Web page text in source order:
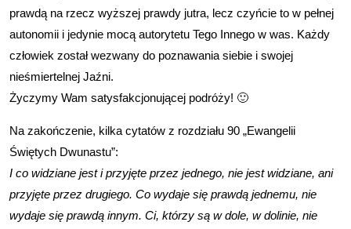
prawdą na rzecz wyższej prawdy jutra, lecz czyńcie to w pełnej
autonomii i jedynie mocą autorytetu Tego Innego w was. Każdy
człowiek został wezwany do poznawania siebie i swojej
nieśmiertelnej Jaźni.
Życzymy Wam satysfakcjonującej podróży! 🙂
Na zakończenie, kilka cytatów z rozdziału 90 „Ewangelii
Świętych Dwunastu”:
I co widziane jest i przyjęte przez jednego, nie jest widziane, ani
przyjęte przez drugiego. Co wydaje się prawdą jednemu, nie
wydaje się prawdą innym. Ci, którzy są w dole, w dolinie, nie